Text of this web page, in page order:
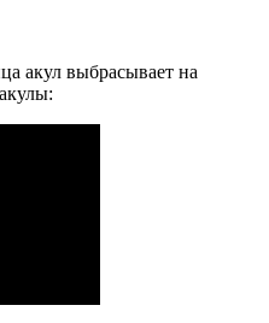
акул выбрасывает на